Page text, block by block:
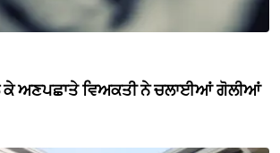
ਕੇ ਅਣਪਛਾਤੇ ਵਿਅਕਤੀ ਨੇ ਚਲਾਈਆਂ ਗੋਲੀਆਂ